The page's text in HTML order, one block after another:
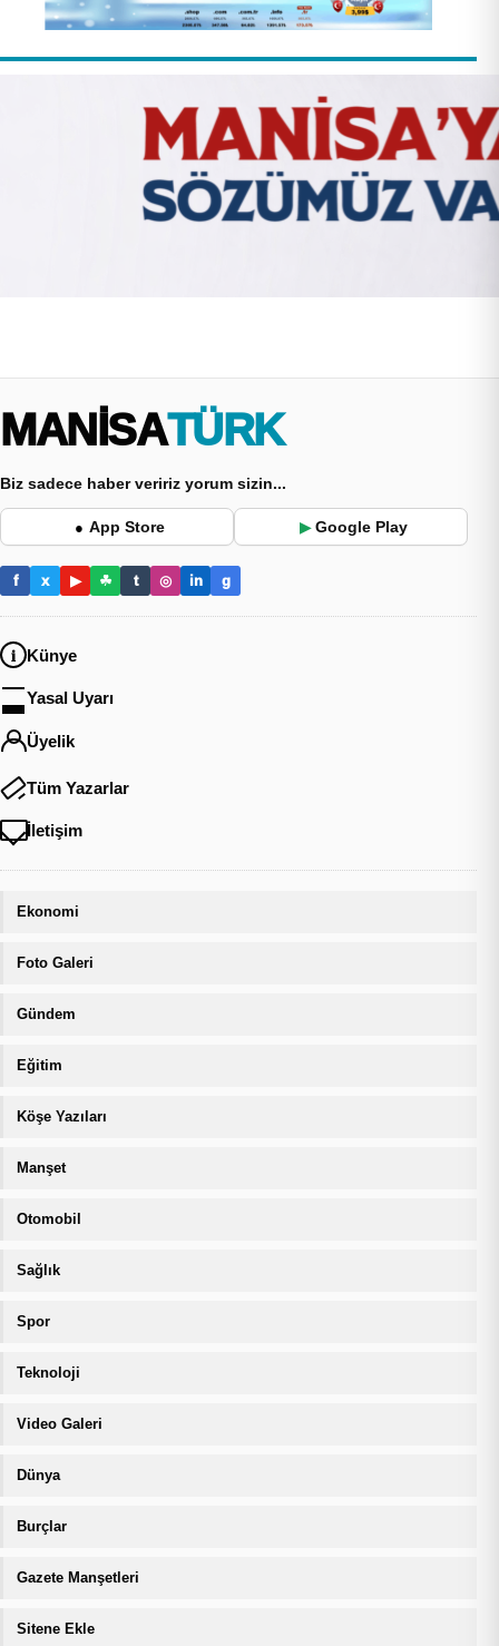
MANİSA TÜRK
Biz sadece haber veririz yorum sizin...
● App Store ▶ Google Play
f x ▶ ☘ t ◎ in g
Künye
Yasal Uyarı
Üyelik
Tüm Yazarlar
İletişim
Ekonomi
Foto Galeri
Gündem
Eğitim
Köşe Yazıları
Manşet
Otomobil
Sağlık
Spor
Teknoloji
Video Galeri
Dünya
Burçlar
Gazete Manşetleri
Sitene Ekle